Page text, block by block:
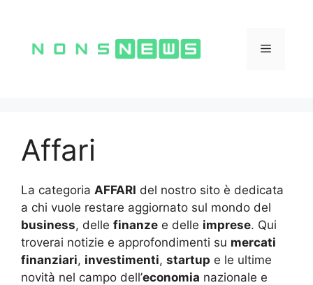
contenuto
Menu
Affari
La categoria AFFARI del nostro sito è dedicata
a chi vuole restare aggiornato sul mondo del
business, delle finanze e delle imprese. Qui
troverai notizie e approfondimenti su mercati
finanziari, investimenti, startup e le ultime
novità nel campo dell’economia nazionale e